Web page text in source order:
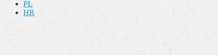
PL
HR